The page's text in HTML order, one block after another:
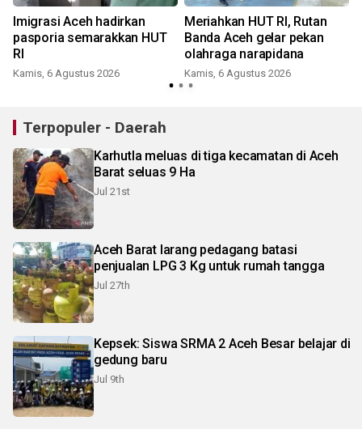
Imigrasi Aceh hadirkan
pasporia semarakkan HUT
RI
Kamis, 6 Agustus 2026
Meriahkan HUT RI, Rutan
Banda Aceh gelar pekan
olahraga narapidana
Kamis, 6 Agustus 2026
Terpopuler - Daerah
Karhutla meluas di tiga kecamatan di Aceh
Barat seluas 9 Ha
Jul 21st
Aceh Barat larang pedagang batasi
penjualan LPG 3 Kg untuk rumah tangga
Jul 27th
Kepsek: Siswa SRMA 2 Aceh Besar belajar di
gedung baru
Jul 9th